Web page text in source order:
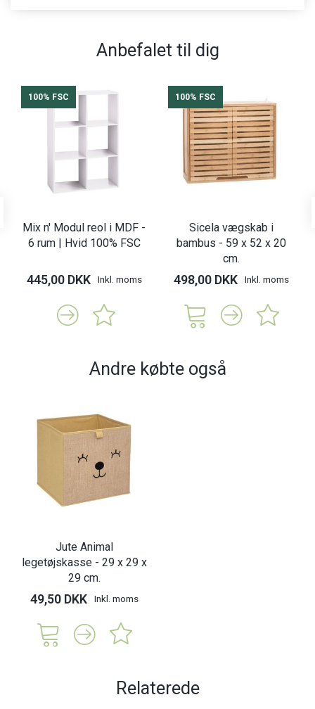
Anbefalet til dig
100% FSC
Mix n' Modul reol i MDF -
6 rum | Hvid 100% FSC
445,00 DKK Inkl. moms
100% FSC
Sicela vægskab i
bambus - 59 x 52 x 20
cm.
498,00 DKK Inkl. moms
Andre købte også
Jute Animal
legetøjskasse - 29 x 29 x
29 cm.
49,50 DKK Inkl. moms
Relaterede